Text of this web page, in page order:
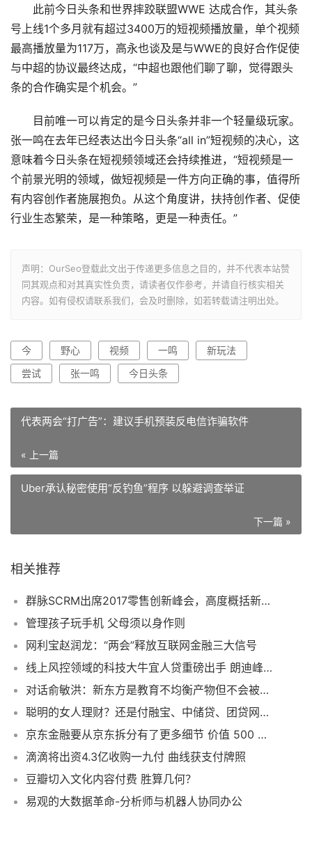
此前今日头条和世界摔跤联盟WWE 达成合作，其头条
号上线1个多月就有超过3400万的短视频播放量，单个视频
最高播放量为117万，高永也谈及是与WWE的良好合作促使
与中超的协议最终达成，“中超也跟他们聊了聊，觉得跟头
条的合作确实是个机会。”
目前唯一可以肯定的是今日头条并非一个轻量级玩家。
张一鸣在去年已经表达出今日头条“all in”短视频的决心，这
意味着今日头条在短视频领域还会持续推进，“短视频是一
个前景光明的领域，做短视频是一件方向正确的事，值得所
有内容创作者施展抱负。从这个角度讲，扶持创作者、促使
行业生态繁荣，是一种策略，更是一种责任。”
声明：OurSeo登载此文出于传递更多信息之目的，并不代表本站赞
同其观点和对其真实性负责，请读者仅作参考，并请自行核实相关
内容。如有侵权请联系我们，会及时删除，如若转载请注明出处。
今 野心 视频 一鸣
新玩法
尝试
张一鸣 今日头条
代表两会“打广告”：建议手机预装反电信诈骗软件
« 上一篇
Uber承认秘密使用“反钓鱼”程序 以躲避调查举证
下一篇 »
相关推荐
群脉SCRM出席2017零售创新峰会，高度概括新零售5特征
管理孩子玩手机 父母须以身作则
网利宝赵润龙：“两会”释放互联网金融三大信号
线上风控领域的科技大牛宜人贷重磅出手 朗迪峰会发布科技能力共享平台
对话俞敏洪：新东方是教育不均衡产物但不会被在线教育打倒
聪明的女人理财？还是付融宝、中储贷、团贷网、小牛在线最好用
京东金融要从京东拆分有了更多细节 价值 500 亿美元
滴滴将出资4.3亿收购一九付 曲线获支付牌照
豆瓣切入文化内容付费 胜算几何？
易观的大数据革命-分析师与机器人协同办公